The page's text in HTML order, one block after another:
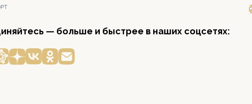
— больше и быстрее в наших соцсетях: